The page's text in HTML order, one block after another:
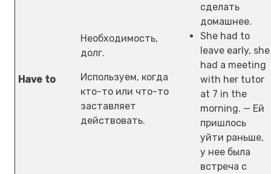
Have to
Необходимость,
долг.
Используем, когда
кто-то или что-то
заставляет
действовать.
сделать
домашнее.
She had to
leave early, she
had a meeting
with her tutor
at 7 in the
morning. — Ей
пришлось
уйти раньше,
у нее была
встреча с